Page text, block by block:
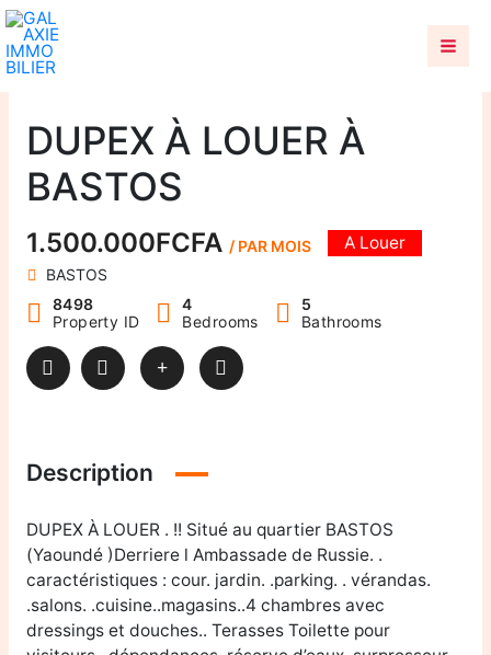
Aller
contenu
DUPEX À LOUER À
BASTOS
1.500.000FCFA / PAR MOIS A Louer
BASTOS
8498
Property ID
4
Bedrooms
5
Bathrooms
Description
DUPEX À LOUER . !! Situé au quartier BASTOS
(Yaoundé )Derriere l Ambassade de Russie. .
caractéristiques : cour. jardin. .parking. . vérandas.
.salons. .cuisine..magasins..4 chambres avec
dressings et douches.. Terasses Toilette pour